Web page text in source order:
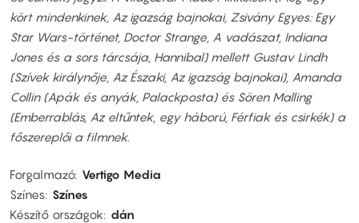
kört mindenkinek, Az igazság bajnokai, Zsivány Egyes: Egy
Star Wars-történet, Doctor Strange, A vadászat, Indiana
Jones és a sors tárcsája, Hannibal) mellett Gustav Lindh
(Szívek királynője, Az Északi, Az igazság bajnokai), Amanda
Collin (Apák és anyák, Palackposta) és Sören Malling
(Emberrablás, Az eltűntek, egy háború, Férfiak és csirkék) a
főszereplői a filmnek.
Forgalmazó Vertigo Media
Színes Színes
Készítő országok
dán